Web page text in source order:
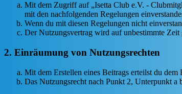
Mit dem Zugriff auf „Isetta Club e.V. -
mit den nachfolgenden Regelungen
Wenn du mit diesen Regelungen nicht
Der Nutzungsvertrag wird auf unbestimmte
2. Einräumung von Nutzungsrechten
Mit dem Erstellen eines Beitrags erteilst du
Das Nutzungsrecht nach Punkt 2, Unterpunkt a